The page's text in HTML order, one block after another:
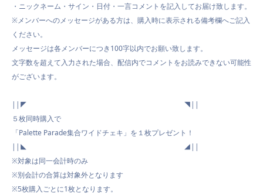
・ニックネーム・サイン・日付・一言コメントを記入してお届け致します。
※メンバーへのメッセージがある方は、購入時に表示される備考欄へご記入
ください。
メッセージは各メンバーにつき100字以内でお願い致します。
文字数を超えて入力された場合、配信内でコメントをお読みできない可能性
がございます。
||◤ ◥||
５枚同時購入で
「Palette Parade集合ワイドチェキ」を１枚プレゼント！
||◣ ◢||
※対象は同一会計時のみ
※別会計の合算は対象外となります
※5枚購入ごとに1枚となります。